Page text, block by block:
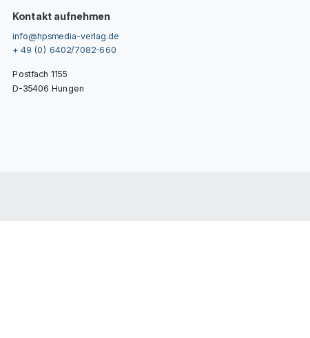
Kontakt aufnehmen
info@hpsmedia-verlag.de
+ 49 (0) 6402/7082-660
Postfach 1155
D-35406 Hungen